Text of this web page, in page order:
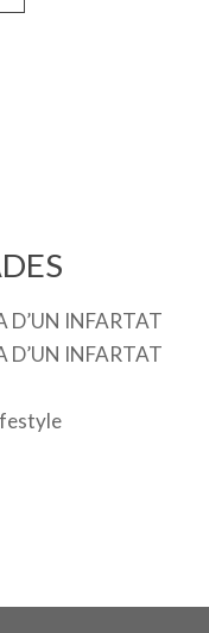
D’UN INFARTAT
D’UN INFARTAT